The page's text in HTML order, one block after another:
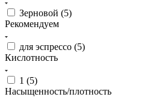
Зерновой (5)
Рекомендуем
для эспрессо (5)
Кислотность
1 (5)
Насыщенность/плотность